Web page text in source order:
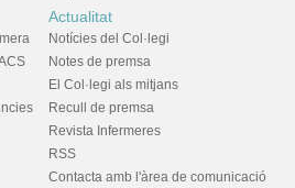
Actualitat
Notícies del Col·legi
Notes de premsa
El Col·legi als mitjans
Recull de premsa
Revista Infermeres
RSS
Contacta amb l'àrea de comunicació